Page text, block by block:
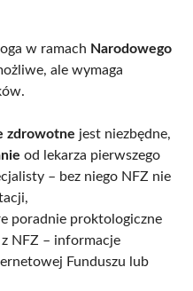
w ramach Narodowego
ale wymaga
zdrowotne jest niezbędne,
od lekarza pierwszego
– bez niego NFZ nie
poradnie proktologiczne
NFZ – informacje
Funduszu lub